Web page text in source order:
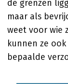
de grenzen
maar als
weet voor wie
kunnen ze
bepaalde